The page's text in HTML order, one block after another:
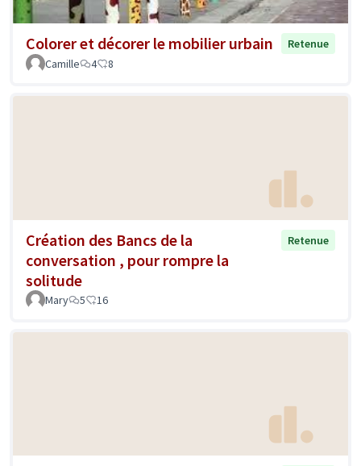
Colorer et décorer le mobilier urbain
Retenue
Camille
4 8
Création des Bancs de la
conversation , pour rompre la
solitude
Retenue
Mary 5 16